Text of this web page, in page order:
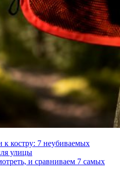
к костру: 7 неубиваемых
улицы
и сравниваем 7 самых